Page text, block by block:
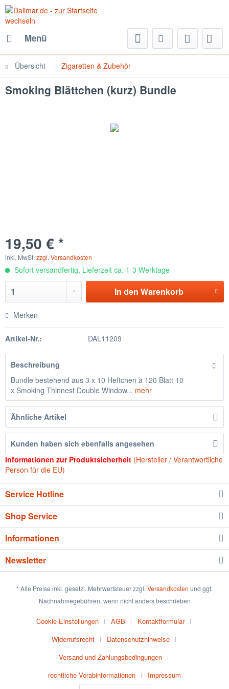
Menü
Übersicht Zigaretten & Zubehör
Smoking Blättchen (kurz) Bundle
19,50 € *
inkl. MwSt. zzgl. Versandkosten
Sofort versandfertig, Lieferzeit ca. 1-3 Werktage
In den Warenkorb
Merken
Artikel-Nr.: DAL11209
Beschreibung
Bundle bestehend aus 3 x 10 Heftchen à 120 Blatt 10
x Smoking Thinnest Double Window... mehr
Ähnliche Artikel
Kunden haben sich ebenfalls angesehen
Informationen zur Produktsicherheit (Hersteller / Verantwortliche
Person für die EU)
Service Hotline
Shop Service
Informationen
Newsletter
* Alle Preise inkl. gesetzl. Mehrwertsteuer zzgl. Versandkosten und ggf.
Nachnahmegebühren, wenn nicht anders beschrieben
Cookie-Einstellungen AGB
Kontaktformular
Widerrufsrecht
Datenschutzhinweise
Versand und Zahlungsbedingungen
rechtliche Vorabinformationen
Impressum